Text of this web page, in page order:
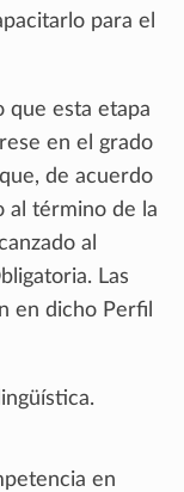
para el
que esta etapa
en el grado
de acuerdo
al término de la
al
Las
en dicho Perfil
en